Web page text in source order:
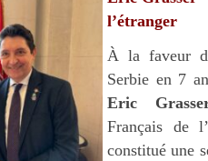
l’étranger
À la faveur
Serbie en 7
Eric
Français de
constitué une